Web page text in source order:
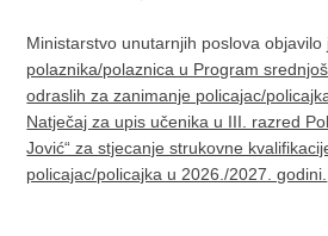
Ministarstvo unutarnjih poslova objavilo
polaznika/polaznica u Program
odraslih za zanimanje policajac/
Natječaj za upis učenika u III. razred
Jović“ za stjecanje strukovne
policajac/policajka u 2026./2027. godini.